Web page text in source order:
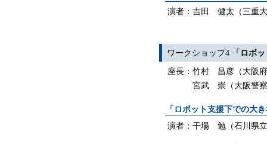
演者：吉田 健太（三重
ワークショップ4 「ロボ
座長：竹村 昌彦（大阪
宮武 崇（大阪警
「ロボット支援下での大
演者：干場 勉（石川県